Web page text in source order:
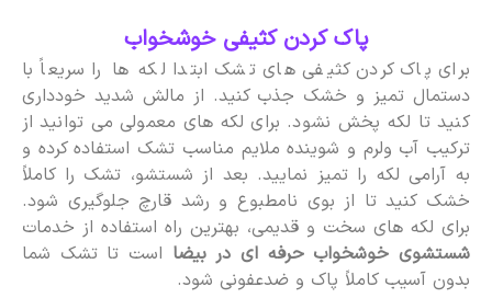
پاک کردن کثیفی خوشخواب
برای پاک کردن کثیفی های تشک ابتدا لکه ها را سریعاً با
دستمال تمیز و خشک جذب کنید. از مالش شدید خودداری
کنید تا لکه پخش نشود. برای لکه های معمولی می توانید از
ترکیب آب ولرم و شوینده ملایم مناسب تشک استفاده کرده و
به آرامی لکه را تمیز نمایید. بعد از شستشو، تشک را کاملاً
خشک کنید تا از بوی نامطبوع و رشد قارچ جلوگیری شود.
برای لکه های سخت و قدیمی، بهترین راه استفاده از خدمات
شستشوی خوشخواب حرفه ای در بیضااست تا تشک شما
بدون آسیب کاملاً پاک و ضدعفونی شود.